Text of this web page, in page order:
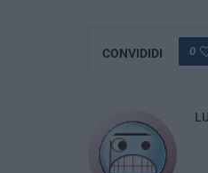
CONVIDIDI 0